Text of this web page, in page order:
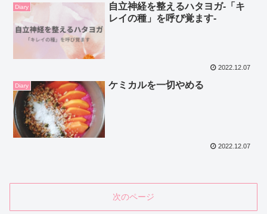
Diary
自立神経を整えるハタヨガ-「キ
レイの種」を呼び覚ます-
2022.12.07
Diary ケミカルを一切やめる
2022.12.07
次のページ